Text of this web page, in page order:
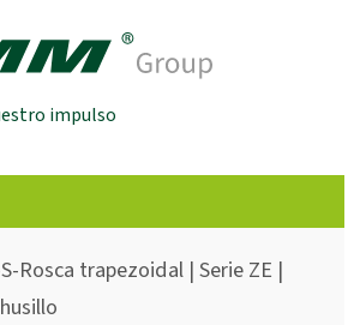
impulso
Rosca trapezoidal | Serie ZE |